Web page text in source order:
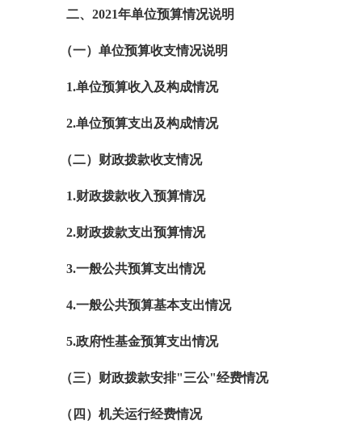
二、 2021年单位预算情况说明
（一）单位预算收支情况说明
1.单位预算收入及构成情况
2.单位预算支出及构成情况
（二）财政拨款收支情况
1.财政拨款收入预算情况
2.财政拨款支出预算情况
3.一般公共预算支出情况
4.一般公共预算基本支出情况
5.政府性基金预算支出情况
（三）财政拨款安排"三公"经费情况
（四）机关运行经费情况